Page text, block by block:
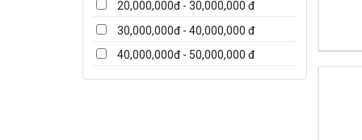
20,000,000đ - 30,000,000 đ
30,000,000đ - 40,000,000 đ
40,000,000đ - 50,000,000 đ